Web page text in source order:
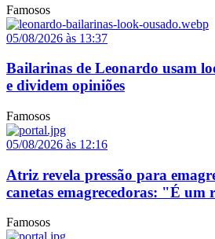
Famosos
05/08/2026 às 13:37
Bailarinas de Leonardo usam
e dividem opiniões
Famosos
05/08/2026 às 12:16
Atriz revela pressão para
canetas emagrecedoras: "É um
Famosos